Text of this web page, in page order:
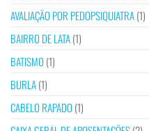
AVALIAÇÃO POR PEDOPSIQUIATRA(1)
BAIRRO DE LATA(1)
BATISMO (1)
BURLA(1)
CABELO RAPADO (1)